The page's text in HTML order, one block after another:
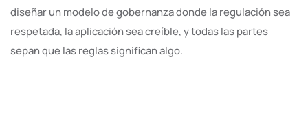
diseñar un modelo de gobernanza donde la regulación sea
respetada, la aplicación sea creíble, y todas las partes
sepan que las reglas significan algo.